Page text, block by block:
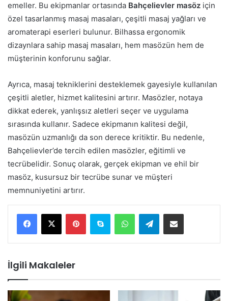
emeller. Bu ekipmanlar ortasında Bahçelievler masöz için
özel tasarlanmış masaj masaları, çeşitli masaj yağları ve
aromaterapi eserleri bulunur. Bilhassa ergonomik
dizaynlara sahip masaj masaları, hem masözün hem de
müşterinin konforunu sağlar.
Ayrıca, masaj tekniklerini desteklemek gayesiyle kullanılan
çeşitli aletler, hizmet kalitesini artırır. Masözler, notaya
dikkat ederek, yanlışsız aletleri seçer ve uygulama
sırasında kullanır. Sadece ekipmanın kalitesi değil,
masözün uzmanlığı da son derece kritiktir. Bu nedenle,
Bahçelievler’de tercih edilen masözler, eğitimli ve
tecrübelidir. Sonuç olarak, gerçek ekipman ve ehil bir
masöz, kusursuz bir tecrübe sunar ve müşteri
memnuniyetini artırır.
PinterestSkype WhatsAppTelegramE-Posta ile paylaş
İlgili Makaleler